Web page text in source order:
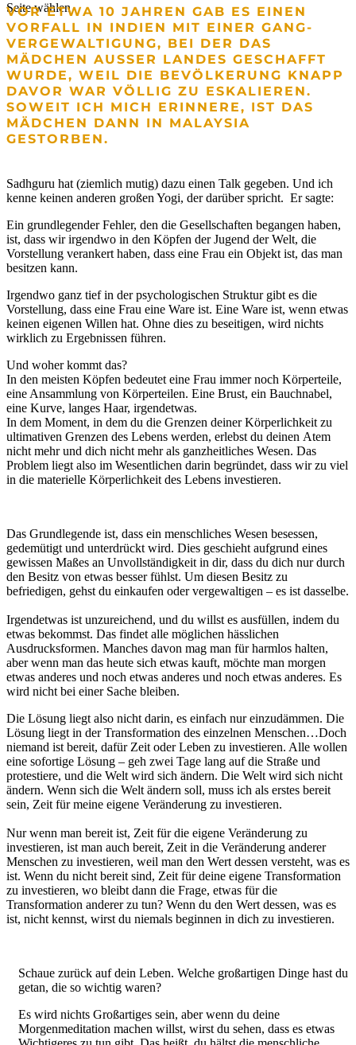
Seite wählen
VOR ETWA 10 JAHREN GAB ES EINEN
VORFALL IN INDIEN MIT EINER GANG-
VERGEWALTIGUNG, BEI DER DAS
MÄDCHEN AUSSER LANDES GESCHAFFT W
URDE, WEIL DIE BEVÖLKERUNG KNAPP D
AVOR WAR VÖLLIG ZU ESKALIEREN. ​​​​S
OWEIT ICH MICH ERINNERE, IST DAS M
ÄDCHEN DANN IN MALAYSIA G
ESTORBEN.
Sadhguru hat (ziemlich mutig) dazu einen Talk gegeben. Und ich
kenne keinen anderen großen Yogi, der darüber spricht. Er sagte:
Ein grundlegender Fehler, den die Gesellschaften begangen haben,
ist, dass wir irgendwo in den Köpfen der Jugend der Welt, die
Vorstellung verankert haben, dass eine Frau ein Objekt ist, das man
besitzen kann.
Irgendwo ganz tief in der psychologischen Struktur gibt es die
Vorstellung, dass eine Frau eine Ware ist. Eine Ware ist, wenn etwas
keinen eigenen Willen hat. Ohne dies zu beseitigen, wird nichts
wirklich zu Ergebnissen führen.
Und woher kommt das?
In den meisten Köpfen bedeutet eine Frau immer noch Körperteile,
eine Ansammlung von Körperteilen. Eine Brust, ein Bauchnabel,
eine Kurve, langes Haar, irgendetwas.
In dem Moment, in dem du die Grenzen deiner Körperlichkeit zu
ultimativen Grenzen des Lebens werden, erlebst du deinen Atem
nicht mehr und dich nicht mehr als ganzheitliches Wesen. Das
Problem liegt also im Wesentlichen darin begründet, dass wir zu viel
in die materielle Körperlichkeit des Lebens investieren.
Das Grundlegende ist, dass ein menschliches Wesen besessen,
gedemütigt und unterdrückt wird. Dies geschieht aufgrund eines
gewissen Maßes an Unvollständigkeit in dir, dass du dich nur durch
den Besitz von etwas besser fühlst. Um diesen Besitz zu
befriedigen, gehst du einkaufen oder vergewaltigen – es ist dasselbe.
Irgendetwas ist unzureichend, und du willst es ausfüllen, indem du
etwas bekommst. Das findet alle möglichen hässlichen
Ausdrucksformen. Manches davon mag man für harmlos halten,
aber wenn man das heute sich etwas kauft, möchte man morgen
etwas anderes und noch etwas anderes und noch etwas anderes. Es
wird nicht bei einer Sache bleiben.
Die Lösung liegt also nicht darin, es einfach nur einzudämmen. Die
Lösung liegt in der Transformation des einzelnen Menschen…Doch
niemand ist bereit, dafür Zeit oder Leben zu investieren. Alle wollen
eine sofortige Lösung – geh zwei Tage lang auf die Straße und
protestiere, und die Welt wird sich ändern. Die Welt wird sich nicht
ändern. Wenn sich die Welt ändern soll, muss ich als erstes bereit
sein, Zeit für meine eigene Veränderung zu investieren.
Nur wenn man bereit ist, Zeit für die eigene Veränderung zu
investieren, ist man auch bereit, Zeit in die Veränderung anderer
Menschen zu investieren, weil man den Wert dessen versteht, was es
ist. Wenn du nicht bereit sind, Zeit für deine eigene Transformation
zu investieren, wo bleibt dann die Frage, etwas für die
Transformation anderer zu tun? Wenn du den Wert dessen, was es
ist, nicht kennst, wirst du niemals beginnen in dich zu investieren.
Schaue zurück auf dein Leben. Welche großartigen Dinge hast du
getan, die so wichtig waren?
Es wird nichts Großartiges sein, aber wenn du deine
Morgenmeditation machen willst, wirst du sehen, dass es etwas